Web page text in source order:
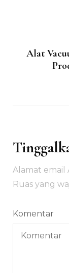
Alat
Alamat email
Ruas yang
Komentar